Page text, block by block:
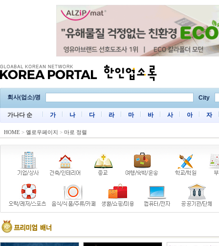
회사(업소)명 City
가나다 순 가 나 다 라 마 바 사 아 자
HOME > 옐로우페이지 > 마로 정렬